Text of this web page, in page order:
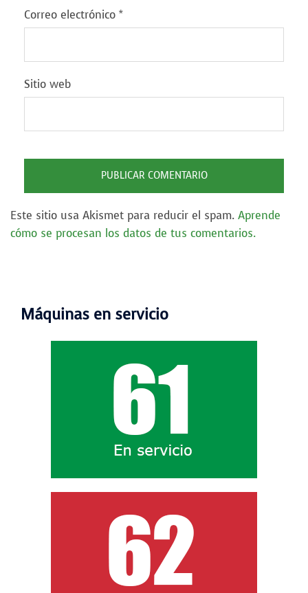
Correo electrónico *
Sitio web
Este sitio usa Akismet para reducir el spam. Aprende
cómo se procesan los datos de tus comentarios.
Máquinas en servicio